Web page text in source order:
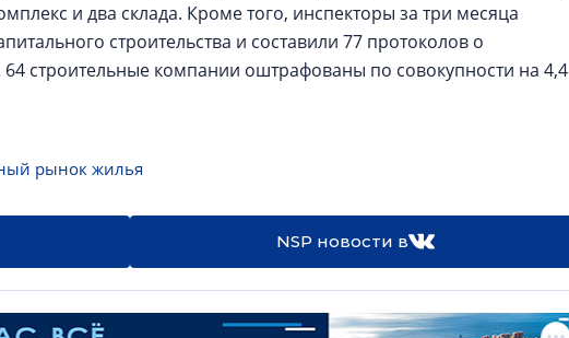
и два склада. Кроме того, инспекторы за три месяца
строительства и составили 77 протоколов о
строительные компании оштрафованы по совокупности на 4,4
рынок жилья
NSP новости в